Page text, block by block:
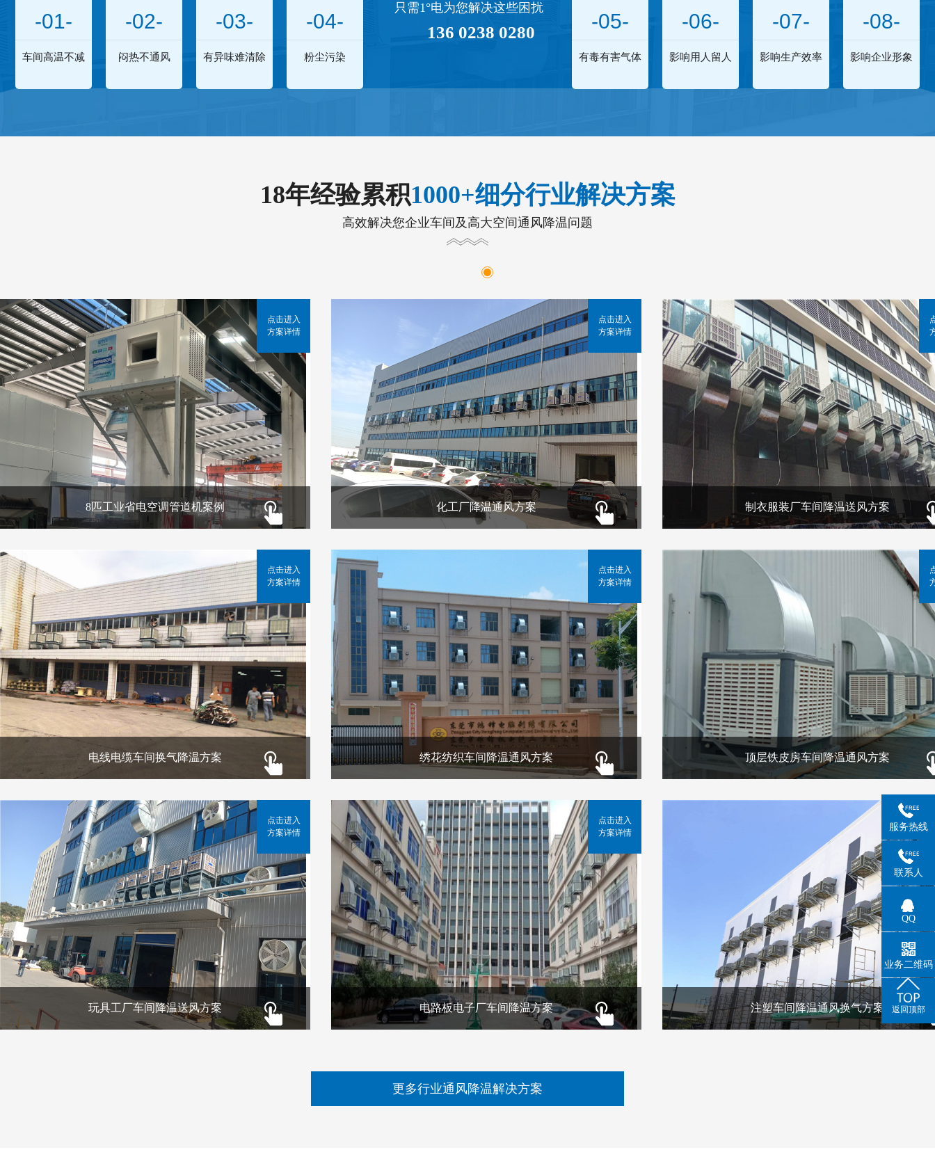
-01-
车间高温不减
-02-
闷热不通风
-03-
有异味难清除
-04-
粉尘污染
只需1°电为您解决这些困扰
136 0238 0280 -05-
有毒有害气体
-06-
影响用人留人
-07-
影响生产效率
-08-
影响企业形象
18年经验累积1000+细分行业解决方案
高效解决您企业车间及高大空间通风降温问题
8匹工业省电空调管道机案例
点击进入
方案详情
化工厂降温通风方案
点击进入
方案详情
制衣服装厂车间降温送风方案
电线电缆车间换气降温方案
点击进入
方案详情
绣花纺织车间降温通风方案
点击进入
方案详情
顶层铁皮房车间降温通风方案
玩具工厂车间降温送风方案
点击进入
方案详情
电路板电子厂车间降温方案
点击进入
方案详情
注塑车间降温通风换气方案
更多行业通风降温解决方案
服务热线
联系人
QQ
业务二维码
返回顶部